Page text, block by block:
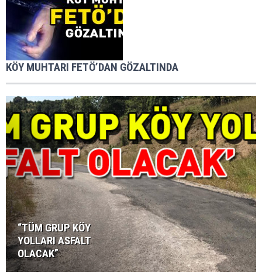
KÖY MUHTARI FETÖ’DAN GÖZALTINDA
“TÜM GRUP KÖY
YOLLARI ASFALT
OLACAK”